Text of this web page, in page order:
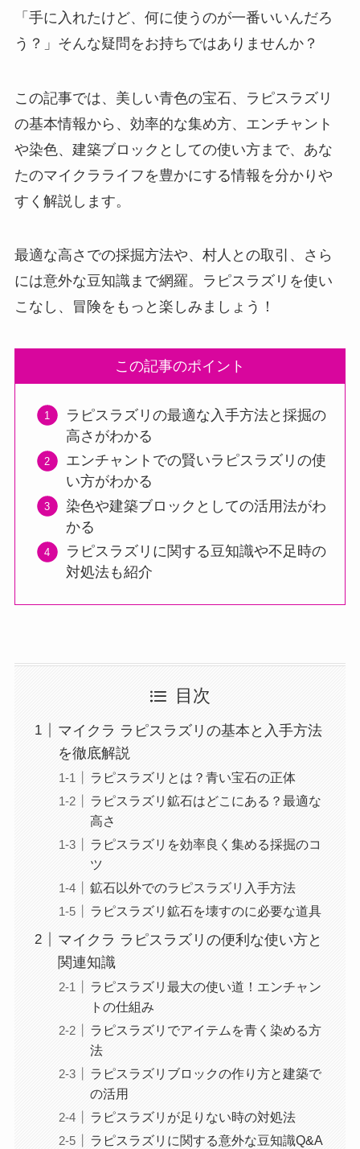
「手に入れたけど、何に使うのが一番いいんだろ
う？」そんな疑問をお持ちではありませんか？
この記事では、美しい青色の宝石、ラピスラズリ
の基本情報から、効率的な集め方、エンチャント
や染色、建築ブロックとしての使い方まで、あな
たのマイクラライフを豊かにする情報を分かりや
すく解説します。
最適な高さでの採掘方法や、村人との取引、さら
には意外な豆知識まで網羅。ラピスラズリを使い
こなし、冒険をもっと楽しみましょう！
この記事のポイント
ラピスラズリの最適な入手方法と採掘の
高さがわかる
エンチャントでの賢いラピスラズリの使
い方がわかる
染色や建築ブロックとしての活用法がわ
かる
ラピスラズリに関する豆知識や不足時の
対処法も紹介
目次
マイクラ ラピスラズリの基本と入手方法
を徹底解説
ラピスラズリとは？青い宝石の正体
ラピスラズリ鉱石はどこにある？最適な
高さ
ラピスラズリを効率良く集める採掘のコ
ツ
鉱石以外でのラピスラズリ入手方法
ラピスラズリ鉱石を壊すのに必要な道具
マイクラ ラピスラズリの便利な使い方と
関連知識
ラピスラズリ最大の使い道！エンチャン
トの仕組み
ラピスラズリでアイテムを青く染める方
法
ラピスラズリブロックの作り方と建築で
の活用
ラピスラズリが足りない時の対処法
ラピスラズリに関する意外な豆知識Q&A